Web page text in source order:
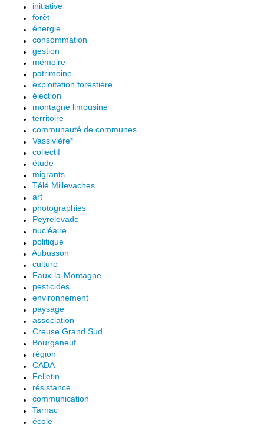
initiative
forêt
énergie
consommation
gestion
mémoire
patrimoine
exploitation forestière
élection
montagne limousine
territoire
communauté de communes
Vassivière*
collectif
étude
migrants
Télé Millevaches
art
photographies
Peyrelevade
nucléaire
politique
Aubusson
culture
Faux-la-Montagne
pesticides
environnement
paysage
association
Creuse Grand Sud
Bourganeuf
région
CADA
Felletin
résistance
communication
Tarnac
école